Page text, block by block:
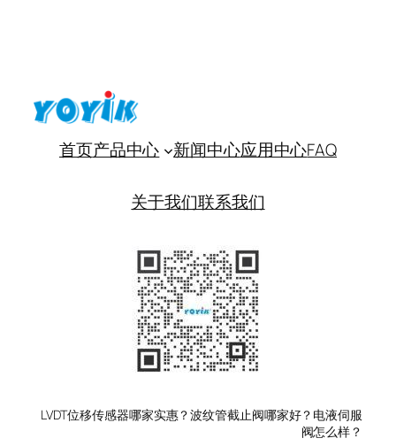
首页产品中心 新闻中心应用中心FAQ
关于我们联系我们
LVDT位移传感器哪家实惠？波纹管截止阀哪家好？电液伺服
阀怎么样？